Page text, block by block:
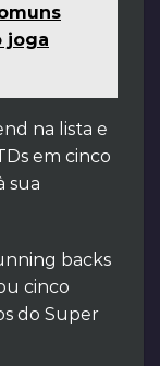
joga
na lista e
em cinco
sua
backs
cinco
do Super